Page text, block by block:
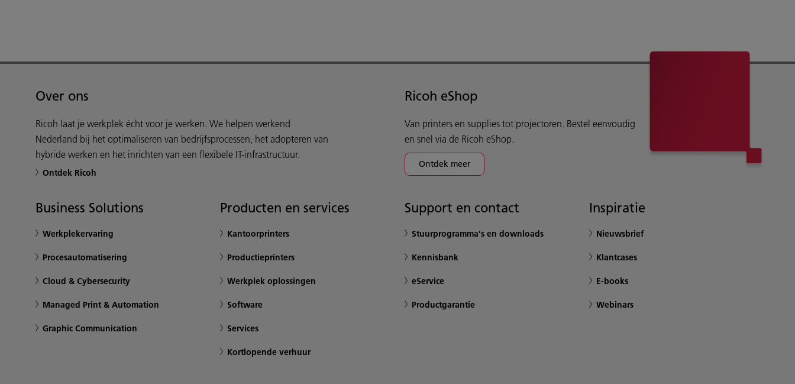
Over ons
Ricoh laat je werkplek écht voor je werken. We helpen werkend
Nederland bij het optimaliseren van bedrijfsprocessen, het adopteren van
hybride werken en het inrichten van een flexibele IT-infrastructuur.
Ontdek Ricoh
Ricoh eShop
Van printers en supplies tot projectoren. Bestel eenvoudig
en snel via de Ricoh eShop.
Ontdek meer
Business Solutions
Werkplekervaring
Procesautomatisering
Cloud & Cybersecurity
Managed Print & Automation
Graphic Communication
Producten en services
Kantoorprinters
Productieprinters
Werkplek oplossingen
Software
Services
Kortlopende verhuur
Support en contact
Stuurprogramma's en downloads
Kennisbank
eService
Productgarantie
Inspiratie
Nieuwsbrief
Klantcases
E-books
Webinars